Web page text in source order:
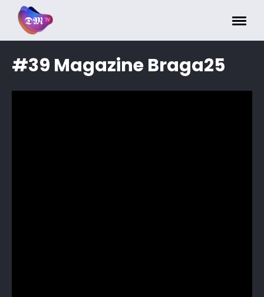
#39 Magazine Braga25
Painel de Gerenciamento de Cookies